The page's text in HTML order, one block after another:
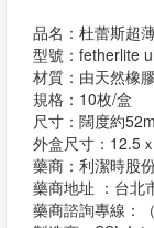
品名：杜蕾斯超
型號：fetherlite
材質：由天然橡
規格：10枚/盒
尺寸：闊度約
外盒尺寸：12.5
藥商：利潔時股
藥商地址 ：台北
藥商諮詢專線：